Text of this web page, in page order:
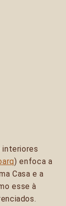
interiores
) enfoca a
Casa e a
esse à